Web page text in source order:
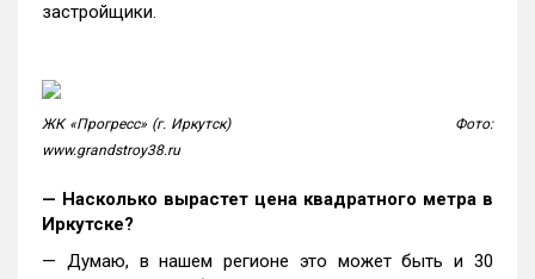
застройщики.
ЖК «Прогресс» (г. Иркутск)
Фото:
www.grandstroy38.ru
— Насколько вырастет цена квадратного метра в
Иркутске?
— Думаю, в нашем регионе это может быть и 30